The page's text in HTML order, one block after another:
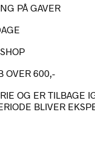
PÅ GAVER
OVER 600,-
OG ER TILBAGE
BLIVER